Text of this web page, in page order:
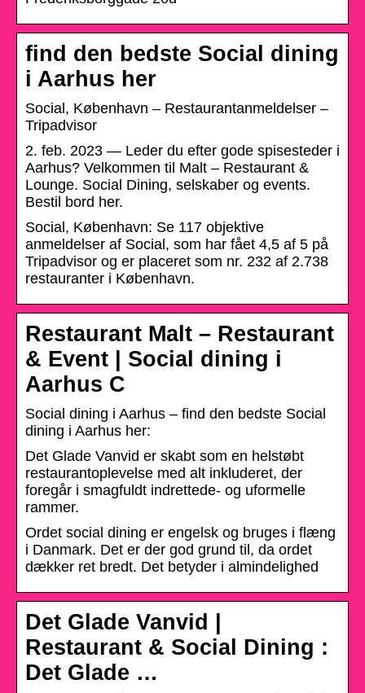
find den bedste Social dining
i Aarhus her
Social, København – Restaurantanmeldelser –
Tripadvisor
2. feb. 2023 — Leder du efter gode spisesteder i
Aarhus? Velkommen til Malt – Restaurant &
Lounge. Social Dining, selskaber og events.
Bestil bord her.
Social, København: Se 117 objektive
anmeldelser af Social, som har fået 4,5 af 5 på
Tripadvisor og er placeret som nr. 232 af 2.738
restauranter i København.
Restaurant Malt – Restaurant
& Event | Social dining i
Aarhus C
Social dining i Aarhus – find den bedste Social
dining i Aarhus her:
Det Glade Vanvid er skabt som en helstøbt
restaurantoplevelse med alt inkluderet, der
foregår i smagfuldt indrettede- og uformelle
rammer.
Ordet social dining er engelsk og bruges i flæng
i Danmark. Det er der god grund til, da ordet
dækker ret bredt. Det betyder i almindelighed
Det Glade Vanvid |
Restaurant & Social Dining :
Det Glade …